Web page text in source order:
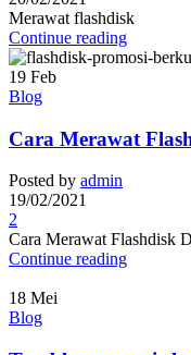
Merawat flashdisk
Continue reading
19 Feb
Blog
Cara Merawat
Posted by admin
19/02/2021
2
Cara Merawat Flashdisk
Continue reading
18 Mei
Blog